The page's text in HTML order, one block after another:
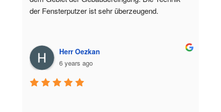
der Fensterputzer ist sehr überzeugend.
Herr Oezkan
6 years ago